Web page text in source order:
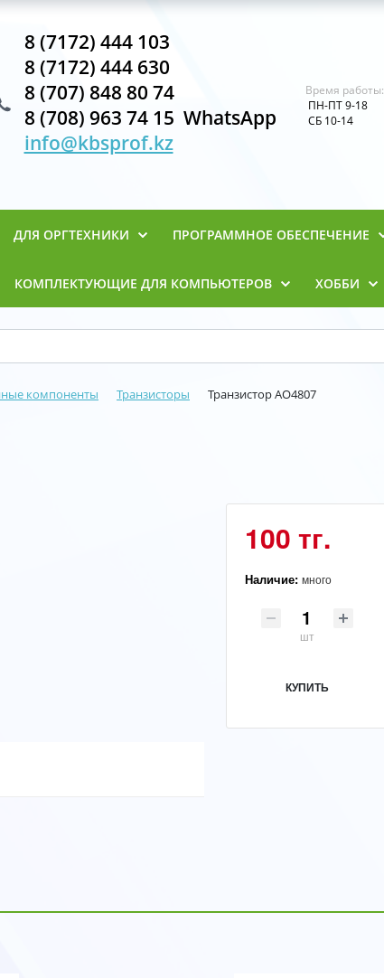
8 (7172) 444 103
8 (7172) 444 630
8 (707) 848 80 74
8 (708) 963 74 15 WhatsApp
info@kbsprof.kz
Время работы:
ПН-ПТ 9-18
СБ 10-14
ДЛЯ ОРГТЕХНИКИ ПРОГРАММНОЕ ОБЕСПЕЧЕНИЕ
КОМПЛЕКТУЮЩИЕ ДЛЯ КОМПЬЮТЕРОВ ХОББИ
компоненты Транзисторы Транзистор AO4807
100 тг.
Наличие: много
шт
КУПИТЬ